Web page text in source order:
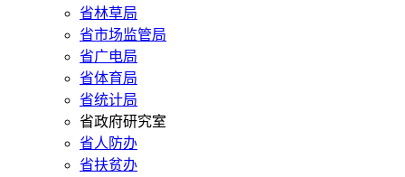
省林草局
省市场监管局
省广电局
省体育局
省统计局
省政府研究室
省人防办
省扶贫办